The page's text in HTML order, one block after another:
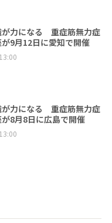
が力になる 重症筋無力症
9月12日に愛知で開催
が力になる 重症筋無力症
8月8日に広島で開催